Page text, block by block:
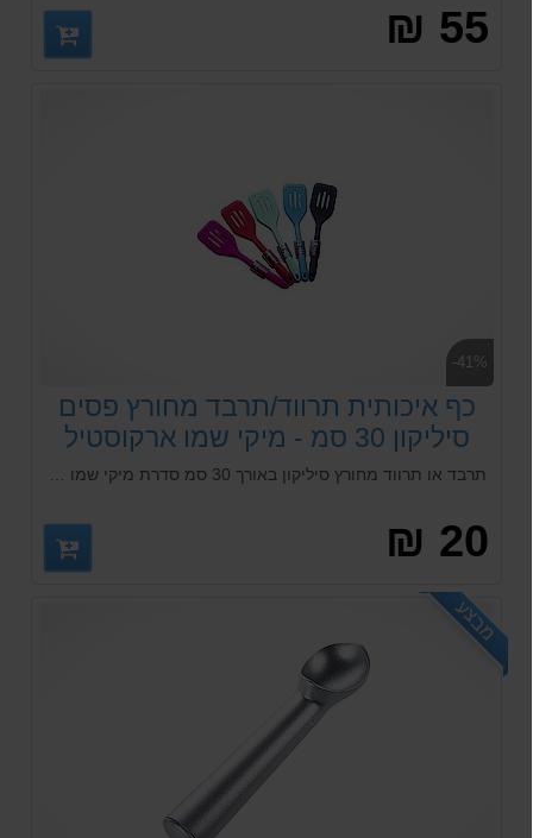
55 ₪
-41%
כף איכותית תרווד/תרבד מחורץ פסים
סיליקון 30 סמ - מיקי שמו ארקוסטיל
20 ₪
מבצע